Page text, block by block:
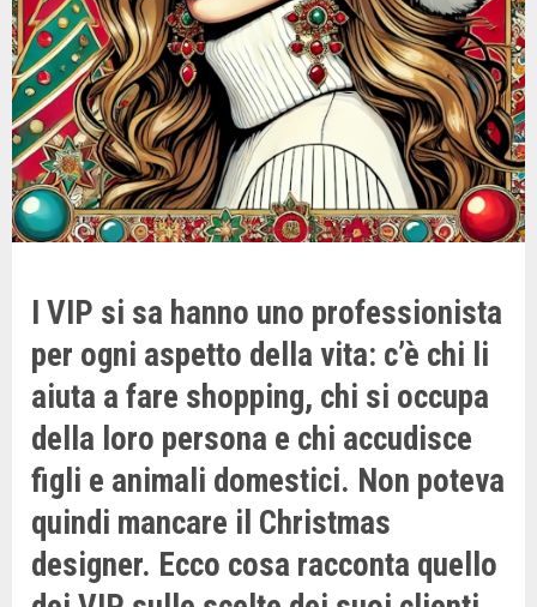
I VIP si sa hanno uno professionista
per ogni aspetto della vita: c’è chi li
aiuta a fare shopping, chi si occupa
della loro persona e chi accudisce
figli e animali domestici. Non poteva
quindi mancare il Christmas
designer. Ecco cosa racconta quello